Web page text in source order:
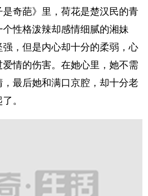
是奇葩》里，荷花是楚汉民的青
性格泼辣却感情细腻的湘妹
，但是内心却十分的柔弱，心
情的伤害。在她心里，她不需
最后她和满口京腔，却十分老
。